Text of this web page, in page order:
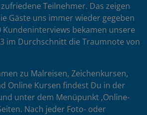
Teilnehmer. Das zeigen
Gäste uns immer wieder gegeben
Kundeninterviews bekamen unsere
im Durchschnitt die Traumnote von
zu Malreisen, Zeichenkursen,
Online Kursen findest Du in der
unter dem Menüpunkt ‚Online-
Nach jeder Foto- oder